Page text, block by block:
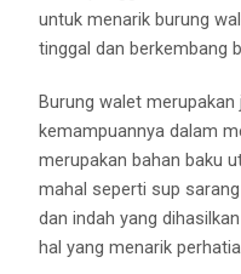
untuk menarik burung
tinggal dan berkembang
Burung walet
kemampuannya dalam
merupakan bahan baku
mahal seperti sup
dan indah yang
hal yang menarik